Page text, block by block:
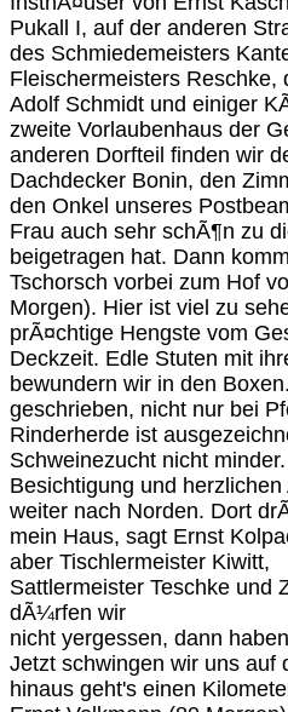
Pukall I, auf der anderen
des Schmiedemeisters
Fleischermeisters Reschke,
Adolf Schmidt und einiger
zweite Vorlaubenhaus der
anderen Dorfteil finden wir
Dachdecker Bonin, den
den Onkel unseres
Frau auch sehr schÃ¶n zu
beigetragen hat. Dann
Tschorsch vorbei zum Hof
Morgen). Hier ist viel zu
prÃ¤chtige Hengste vom
Deckzeit. Edle Stuten mit
bewundern wir in den
geschrieben, nicht nur bei
Rinderherde ist
Schweinezucht nicht
Besichtigung und
weiter nach Norden. Dort
mein Haus, sagt Ernst
aber Tischlermeister Kiwitt,
Sattlermeister Teschke und
dÃ¼rfen wir
nicht yergessen, dann
Jetzt schwingen wir uns auf
hinaus geht's einen